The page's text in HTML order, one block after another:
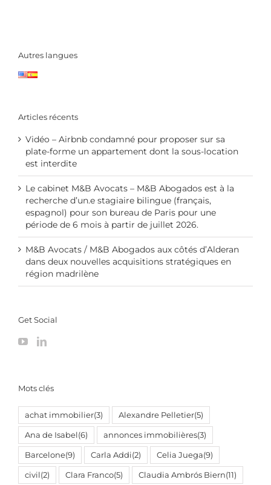
Autres langues
Articles récents
Vidéo – Airbnb condamné pour proposer sur sa
plate-forme un appartement dont la sous-location
est interdite
Le cabinet M&B Avocats – M&B Abogados est à la
recherche d’un.e stagiaire bilingue (français,
espagnol) pour son bureau de Paris pour une
période de 6 mois à partir de juillet 2026.
M&B Avocats / M&B Abogados aux côtés d’Alderan
dans deux nouvelles acquisitions stratégiques en
région madrilène
Get Social
Mots clés
achat immobilier(3) Alexandre Pelletier(5)
Ana de Isabel(6) annonces immobilières(3)
Barcelone(9) Carla Addi(2) Celia Juega(9)
civil(2) Clara Franco(5) Claudia Ambrós Biern(11)